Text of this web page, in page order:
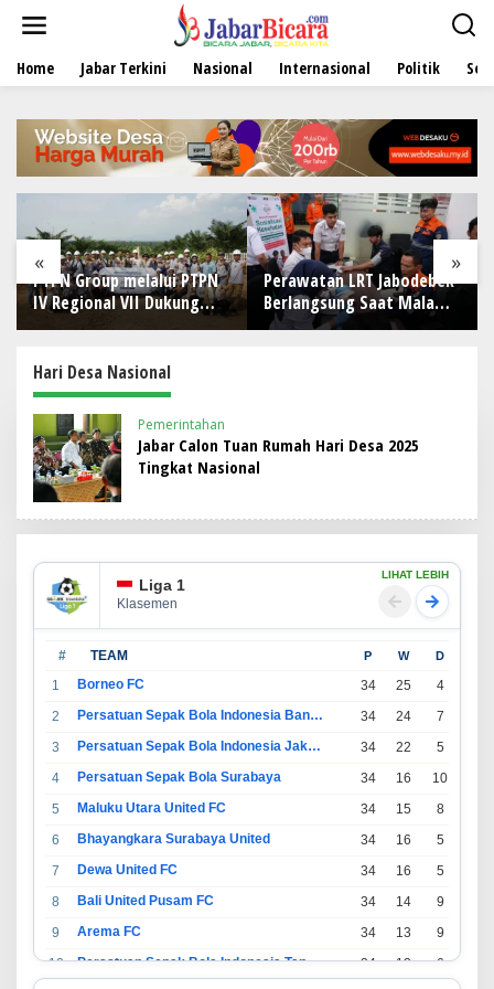
t
Home Jabar Terkini Nasional Internasional Politik
« »
Group melalui PTPN
VII Dukung
Kompetensi
Pelatihan Avenza
di Way Kanan
Perawatan LRT Jabodebek
Berlangsung Saat Malam,
Tim Kesehatan Jaga
PT
Hari Desa Nasional
Pemerintahan
Jabar Calon Tuan Rumah Hari Desa 2025
Tingkat Nasional
Liga 1
Klasemen
LIHAT LEBIH
# TEAM P W D
1 Borneo FC 34 25 4
2
Persatuan Sepak Bola Indonesia Bandung 34 24 7
3
Persatuan Sepak Bola Indonesia Jakarta 34 22 5
4
Persatuan Sepak Bola Surabaya 34 16 10
5
Maluku Utara United FC 34 15 8
6
Bhayangkara Surabaya United 34 16 5
7
Dewa United FC 34 16 5
8
Bali United Pusam FC 34 14 9
9
Arema FC 34 13 9
10
Persatuan Sepak Bola Indonesia Tangerang 34 13 6